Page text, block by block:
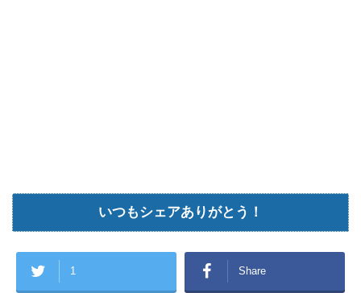
いつもシェアありがとう！
1 Share